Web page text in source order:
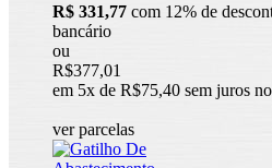
R$ 331,77 com 12% de
bancário
ou
R$377,01
em 5x de R$75,40 sem juros
ver parcelas